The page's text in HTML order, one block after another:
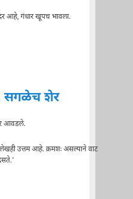
आहे, गंधार खूपच भावला.
सगळेच शेर
आवडले.
उत्तम आहे. क्रमशः असल्याने वाट